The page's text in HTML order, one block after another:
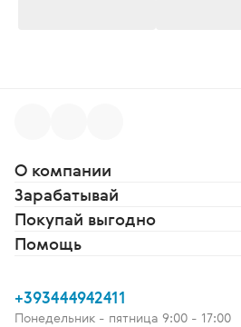
О компании
Зарабатывай
Покупай выгодно
Помощь
+393444942411
Понедельник - пятница 9:00 - 17:00